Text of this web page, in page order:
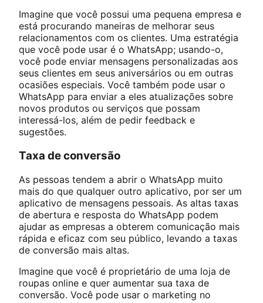
Imagine que você possui uma pequena empresa e
está procurando maneiras de melhorar seus
relacionamentos com os clientes. Uma estratégia
que você pode usar é o WhatsApp; usando-o,
você pode enviar mensagens personalizadas aos
seus clientes em seus aniversários ou em outras
ocasiões especiais. Você também pode usar o
WhatsApp para enviar a eles atualizações sobre
novos produtos ou serviços que possam
interessá-los, além de pedir feedback e
sugestões.
Taxa de conversão
As pessoas tendem a abrir o WhatsApp muito
mais do que qualquer outro aplicativo, por ser um
aplicativo de mensagens pessoais. As altas taxas
de abertura e resposta do WhatsApp podem
ajudar as empresas a obterem comunicação mais
rápida e eficaz com seu público, levando a taxas
de conversão mais altas.
Imagine que você é proprietário de uma loja de
roupas online e quer aumentar sua taxa de
conversão. Você pode usar o marketing no